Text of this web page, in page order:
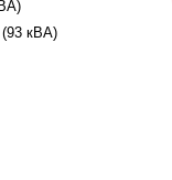
(93 кВА)